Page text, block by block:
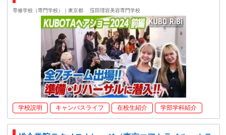
専修学校（専門学校）｜東京都 窪田理容美容専門学校
学校説明 キャンパスライフ 在校生紹介 学部学科紹介